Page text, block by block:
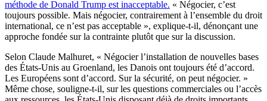
méthode de Donald Trump est inacceptable. « Négocier, c’est
toujours possible. Mais négocier, contrairement à l’ensemble du droit
international, ce n’est pas acceptable », explique-t-il, dénonçant une
approche fondée sur la contrainte plutôt que sur la discussion.
Selon Claude Malhuret, « Négocier l’installation de nouvelles bases
des États-Unis au Groenland, les Danois ont toujours été d’accord.
Les Européens sont d’accord. Sur la sécurité, on peut négocier. »
Même chose, souligne-t-il, sur les questions commerciales ou l’accès